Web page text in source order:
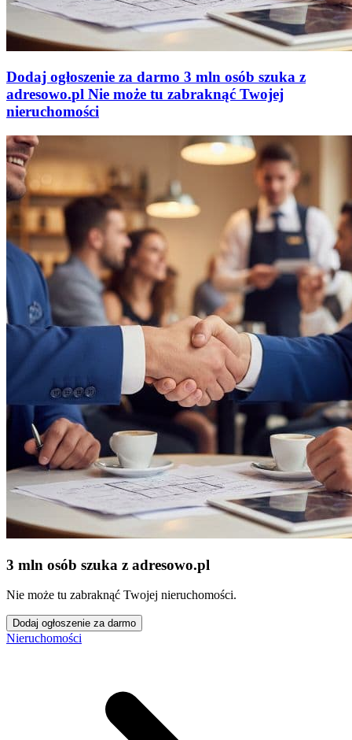
Dodaj ogłoszenie za darmo 3 mln osób szuka z
adresowo.pl Nie może tu zabraknąć Twojej
nieruchomości
3 mln osób szuka z adresowo.pl
Nie może tu zabraknąć Twojej nieruchomości.
Dodaj ogłoszenie za darmo
Nieruchomości